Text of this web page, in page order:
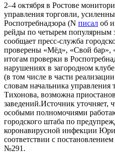
2–4 октября в Ростове
управления торговли,
Роспотребнадзора (N писал об
рейды по четырем популярным
сообщает пресс-служба
проверены «Мёд», «Свой бар»,
итогам проверки в
нарушениях в загородном
(в том числе в части
словам начальника управления
Тихонова, возможна
заведений.Источник уточняет,
особыми полномочиями
городского штаба по
коронавирусной инфекции
соответствии с
№291.